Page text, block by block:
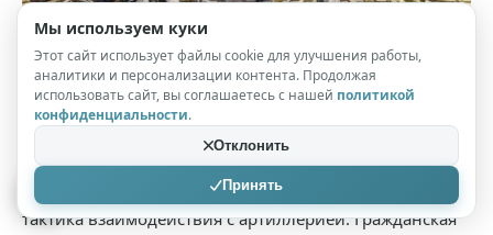
Снайперы Юга за работой
Действия снайперов были эффективны. Часто
подавлялись батареи противника, применялась
тактика взаимодействия с артиллерией. Гражданская
Мы используем куки
Этот сайт использует файлы cookie для улучшения работы,
аналитики и персонализации контента. Продолжая
использовать сайт, вы соглашаетесь с нашей политикой
конфиденциальности.
Отклонить
Принять